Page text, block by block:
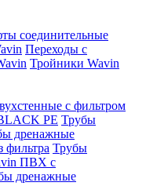
соединительные
Переходы с
Тройники Wavin
с фильтром
PE Трубы
дренажные
Трубы
ПВХ с
дренажные